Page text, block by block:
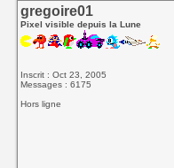
gregoire01
Pixel visible depuis la Lune
Inscrit : Oct 23, 2005
Messages : 6175
Hors ligne